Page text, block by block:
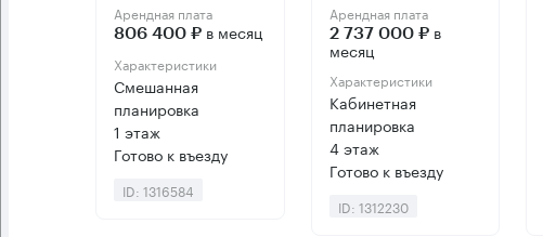
Арендная плата
806 400 ₽ в месяц
Характеристики
Смешанная
планировка
1 этаж
Готово к въезду
ID: 1316584
Арендная плата
2 737 000 ₽в
месяц
Характеристики
Кабинетная
планировка
4 этаж
Готово к въезду
ID: 1312230